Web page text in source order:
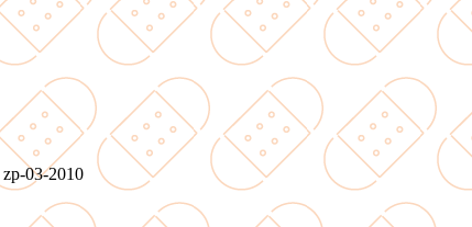
zp-03-2010